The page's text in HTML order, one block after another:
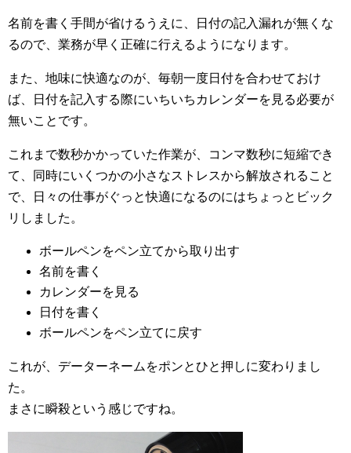
名前を書く手間が省けるうえに、日付の記入漏れが無くな
るので、業務が早く正確に行えるようになります。
また、地味に快適なのが、毎朝一度日付を合わせておけ
ば、日付を記入する際にいちいちカレンダーを見る必要が
無いことです。
これまで数秒かかっていた作業が、コンマ数秒に短縮でき
て、同時にいくつかの小さなストレスから解放されること
で、日々の仕事がぐっと快適になるのにはちょっとビック
リしました。
ボールペンをペン立てから取り出す
名前を書く
カレンダーを見る
日付を書く
ボールペンをペン立てに戻す
これが、データーネームをポンとひと押しに変わりまし
た。
まさに瞬殺という感じですね。